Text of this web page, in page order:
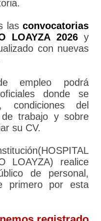
las convocatorias
LOAYZA 2026y
con nuevas
empleo podrá
donde se
condiciones del
trabajo y sobre
su CV.
LOAYZA) realice
de personal,
primero por esta